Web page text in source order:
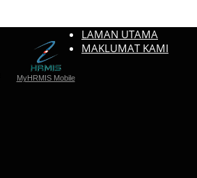
MyHRMIS Mobile
LAMAN UTAMA
MAKLUMAT KAMI